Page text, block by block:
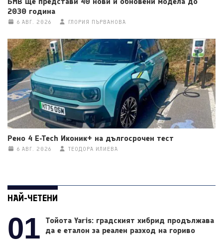
2030 година
6 АВГ. 2026 ГЛОРИЯ ПЪРВАНОВА
Рено 4 E-Tech Иконик+ на дългосрочен тест
6 АВГ. 2026 ТЕОДОРА ИЛИЕВА
НАЙ-ЧЕТЕНИ
01
Тойота Yaris: градският хибрид продължава
да е еталон за реален разход на гориво